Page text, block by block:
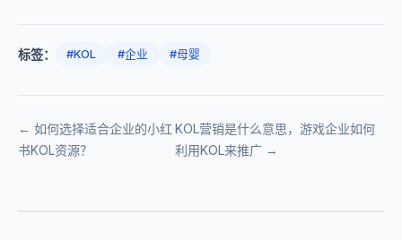
标签： #KOL #企业 #母婴
← 如何选择适合企业的小红
书KOL资源？
KOL营销是什么意思，游戏企业如何
利用KOL来推广 →